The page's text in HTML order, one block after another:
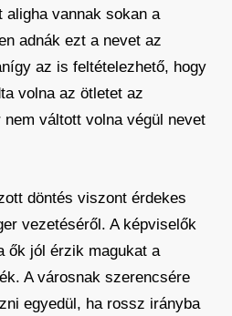
vannak sokan a
adnák ezt a nevet az
az is feltételezhető, hogy
volna az ötletet az
váltott volna végül nevet
döntés viszont érdekes
vezetéséről. A képviselők
ők jól érzik magukat a
A városnak szerencsére
egyedül, ha rossz irányba